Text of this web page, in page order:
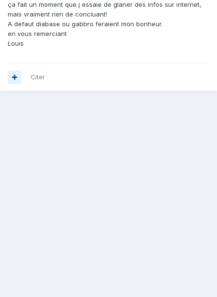
ça fait un moment que j essaie de glaner des infos sur internet,
mais vraiment rien de concluant!
A defaut diabase ou gabbro feraient mon bonheur.
en vous remerciant
Louis
Citer